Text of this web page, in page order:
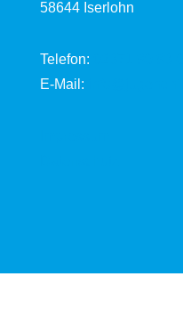
58644 Iserlohn
Telefon:
E-Mail: